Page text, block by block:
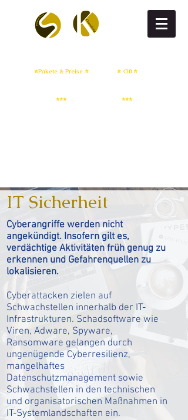
⭐Pakete & Preise ⭐ ⭐ <10 ⭐
⭐⭐⭐ ⭐⭐⭐
IT Sicherheit
Cyberangriffe werden nicht
angekündigt. Insofern gilt es,
verdächtige Aktivitäten früh genug zu
erkennen und Gefahrenquellen zu
lokalisieren.
Cyberattacken zielen auf
Schwachstellen innerhalb der IT-
Infrastrukturen. Schadsoftware wie
Viren, Adware, Spyware,
Ransomware gelangen durch
ungenügende Cyberresilienz,
mangelhaftes
Datenschutzmanagement sowie
Schwachstellen in den technischen
und organisatorischen Maßnahmen in
IT-Systemlandschaften ein.